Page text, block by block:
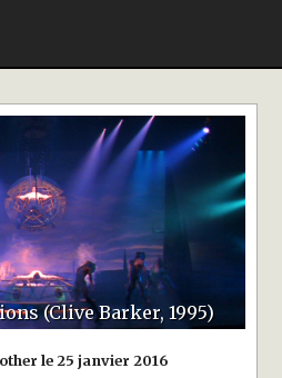
(Clive Barker, 1995)
le 25 janvier 2016